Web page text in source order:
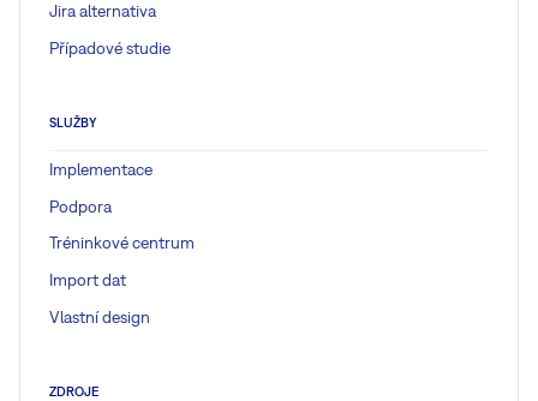
Jira alternativa
Případové studie
SLUŽBY
Implementace
Podpora
Tréninkové centrum
Import dat
Vlastní design
ZDROJE